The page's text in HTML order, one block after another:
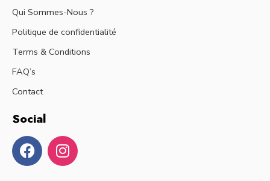
Qui Sommes-Nous ?
Politique de confidentialité
Terms & Conditions
FAQ’s
Contact
Social